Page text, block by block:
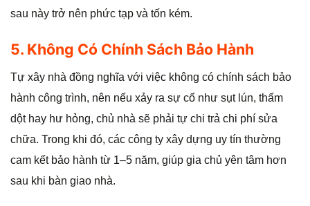
sau này trở nên phức tạp và tốn kém.
5. Không Có Chính Sách Bảo Hành
Tự xây nhà đồng nghĩa với việc không có chính sách bảo
hành công trình, nên nếu xảy ra sự cố như sụt lún, thấm
dột hay hư hỏng, chủ nhà sẽ phải tự chi trả chi phí sửa
chữa. Trong khi đó, các công ty xây dựng uy tín thường
cam kết bảo hành từ 1–5 năm, giúp gia chủ yên tâm hơn
sau khi bàn giao nhà.